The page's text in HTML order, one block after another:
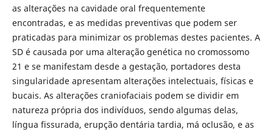
as alterações na cavidade oral frequentemente
encontradas, e as medidas preventivas que podem ser
praticadas para minimizar os problemas destes pacientes. A
SD é causada por uma alteração genética no cromossomo
21 e se manifestam desde a gestação, portadores desta
singularidade apresentam alterações intelectuais, físicas e
bucais. As alterações craniofaciais podem se dividir em
natureza própria dos indivíduos, sendo algumas delas,
língua fissurada, erupção dentária tardia, má oclusão, e as